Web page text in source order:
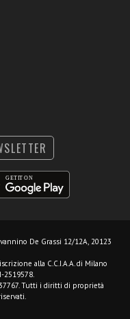
De Grassi 12/12A, 20123
alla C.C.I.A.A. di Milano
2519578.
Tutti i diritti di proprietà